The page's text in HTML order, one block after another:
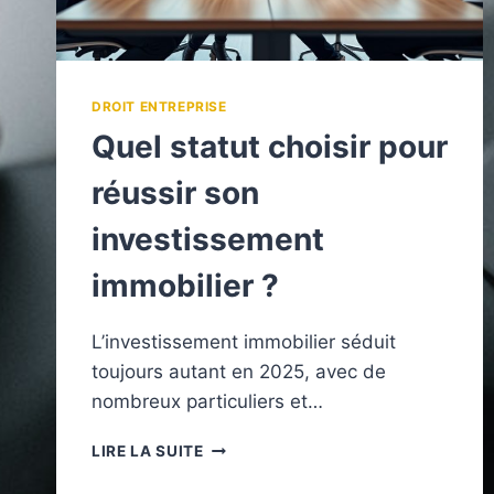
DROIT ENTREPRISE
Quel statut choisir pour
réussir son
investissement
immobilier ?
L’investissement immobilier séduit
toujours autant en 2025, avec de
nombreux particuliers et…
LIRE LA SUITEQUEL